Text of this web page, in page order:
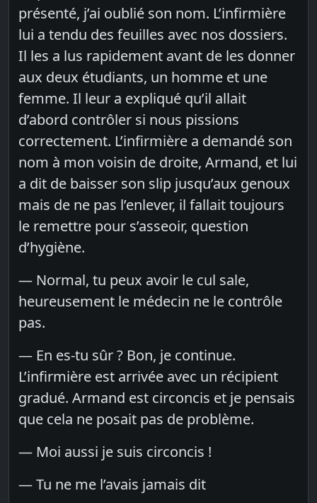
présenté, j’ai oublié son nom. L’infirmière
lui a tendu des feuilles avec nos dossiers.
Il les a lus rapidement avant de les donner
aux deux étudiants, un homme et une
femme. Il leur a expliqué qu’il allait
d’abord contrôler si nous pissions
correctement. L’infirmière a demandé son
nom à mon voisin de droite, Armand, et lui
a dit de baisser son slip jusqu’aux genoux
mais de ne pas l’enlever, il fallait toujours
le remettre pour s’asseoir, question
d’hygiène.
— Normal, tu peux avoir le cul sale,
heureusement le médecin ne le contrôle
pas.
— En es-tu sûr ? Bon, je continue.
L’infirmière est arrivée avec un récipient
gradué. Armand est circoncis et je pensais
que cela ne posait pas de problème.
— Moi aussi je suis circoncis !
— Tu ne me l’avais jamais dit